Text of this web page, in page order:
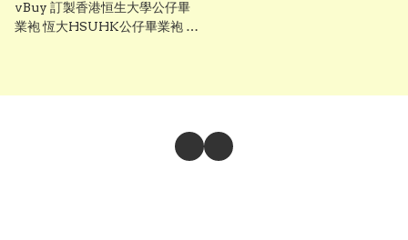
vBuy 訂製香港恒生大學公仔畢
業袍 恆大HSUHK公仔畢業袍 可